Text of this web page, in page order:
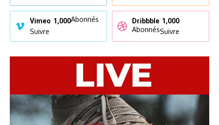
Vimeo 1,000Abonnés
Suivre
Dribbble 1,000
AbonnésSuivre